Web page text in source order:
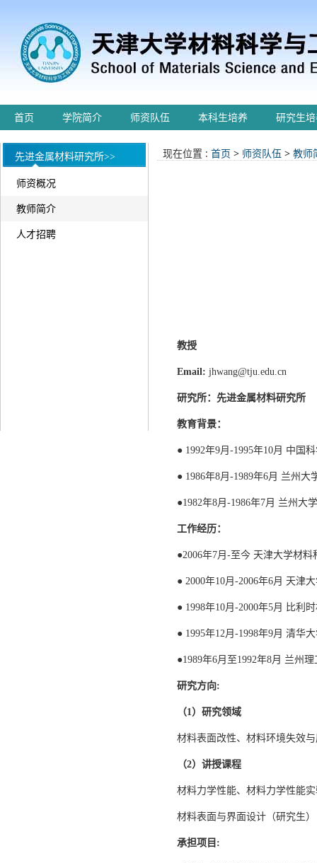
首页 学院简介 师资队伍 本科生培养 研究生
先进金属材料研究所>>
师资概况
教师简介
人才招聘
现在位置 : 首页 > 师资队伍 > 教师
教授
Email: jhwang@tju.edu.cn
研究所：先进金属材料研究所
教育背景：
● 1992年9月-1995年10月 中国
● 1986年8月-1989年6月 兰州大
●1982年8月-1986年7月 兰州大
工作经历：
●2006年7月-至今 天津大学材
● 2000年10月-2006年6月 天津
● 1998年10月-2000年5月 比利
● 1995年12月-1998年9月 清华
●1989年6月至1992年8月 兰州
研究方向:
（1）研究领域
材料表面改性、材料环境失效
（2）讲授课程
材料力学性能、材料力学性能
材料表面与界面设计（研究生）
承担项目 :